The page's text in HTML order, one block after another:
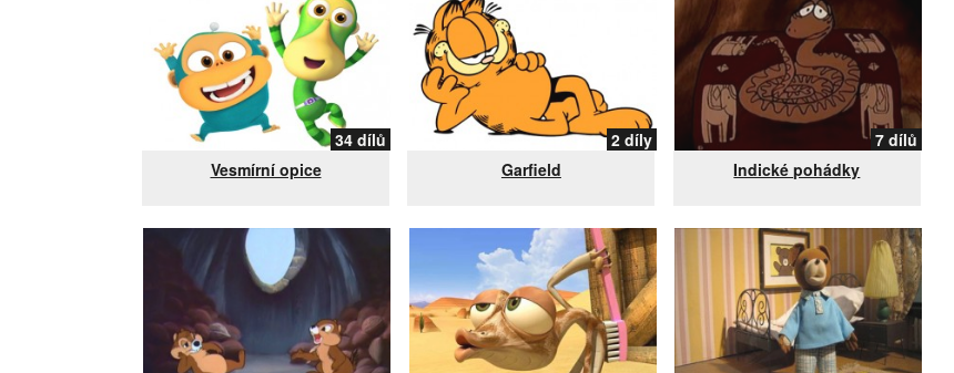
34 dílů
Vesmírní opice
2 díly
Garfield
7 dílů
Indické pohádky